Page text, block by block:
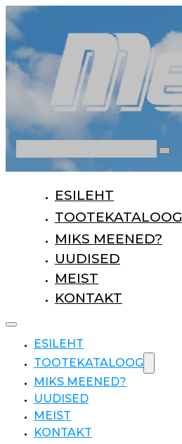
ESILEHT
TOOTEKATALOOG
MIKS MEENED?
UUDISED
MEIST
KONTAKT
ESILEHT
TOOTEKATALOOG
MIKS MEENED?
UUDISED
MEIST
KONTAKT